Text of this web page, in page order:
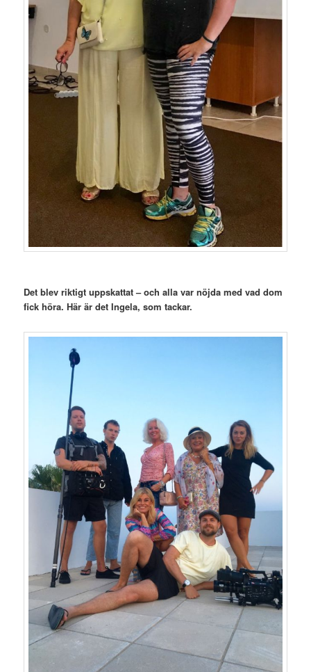
Det blev riktigt uppskattat – och alla var nöjda med vad dom
fick höra. Här är det Ingela, som tackar.